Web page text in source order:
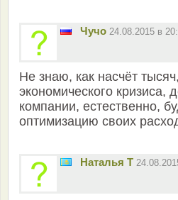
Чучо 24.08.2015 в
Не знаю, как насчёт
экономического кризиса,
компании, естественно,
оптимизацию своих
Наталья Т